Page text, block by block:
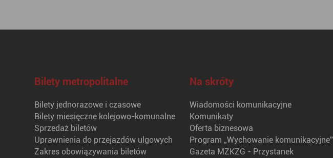
Bilety metropolitalne
Bilety jednorazowe i czasowe
Bilety miesięczne kolejowo-komunalne
Sprzedaż biletów
Uprawnienia do przejazdów ulgowych
Zakres obowiązywania biletów
Na skróty
Wiadomości komunikacyjne
Komunikaty
Oferta biznesowa
Program „Wychowanie komunikacyjne”
Gazeta MZKZG - Przystanek